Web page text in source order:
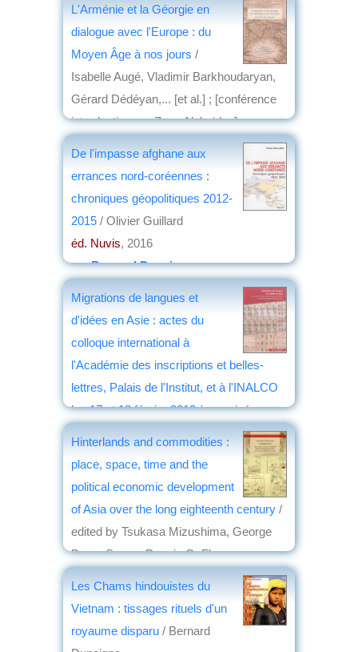
L'Arménie et la Géorgie en
dialogue avec l'Europe : du
Moyen Âge à nos jours /
Isabelle Augé, Vladimir Barkhoudaryan,
Gérard Dédéyan,... [et al.] ; [conférence
introductive par Zaza Aleksidze] ;
De l'impasse afghane aux
errances nord-coréennes :
chroniques géopolitiques 2012-
2015 / Olivier Guillard
éd. Nuvis, 2016
parBernard Dupaigne
Migrations de langues et
d'idées en Asie : actes du
colloque international à
l'Académie des inscriptions et belles-
lettres, Palais de l'Institut, et à l'INALCO
les 17 et 18 février 2012/ organisé par
l'Académie des inscriptions et belles-
lettres, la Société asiatique et l'INALCO ;
Jean-Louis Bacqué-Grammont, Pierre-
Sylvain Filliozat et Michel Zink éd.
parBernard Dupaigne
Hinterlands and commodities :
place, space, time and the
political economic development
of Asia over the long eighteenth century /
edited by Tsukasa Mizushima, George
Bryan Souza, Dennis O. Flynn
Les Chams hindouistes du
Vietnam : tissages rituels d'un
royaume disparu / Bernard